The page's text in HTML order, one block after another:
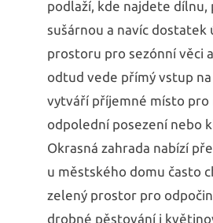
podlaží, kde najdete dílnu,
sušárnou a navíc dostatek
prostoru pro sezónní věci
odtud vede přímý vstup
vytváří příjemné místo pro
odpolední posezení nebo
Okrasná zahrada nabízí
u městského domu často
zelený prostor pro
drobné pěstování i